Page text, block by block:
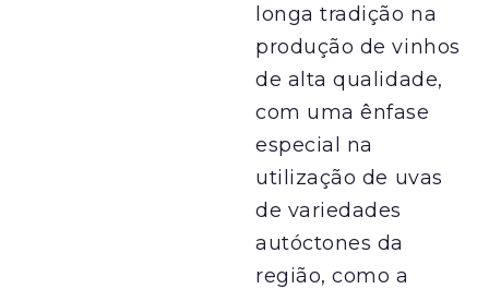
longa tradição na
produção de vinhos
de alta qualidade,
com uma ênfase
especial na
utilização de uvas
de variedades
autóctones da
região, como a